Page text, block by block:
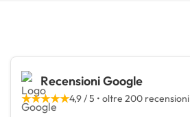
Recensioni Google
★★★★★4,9 / 5 • oltre 200 recensioni